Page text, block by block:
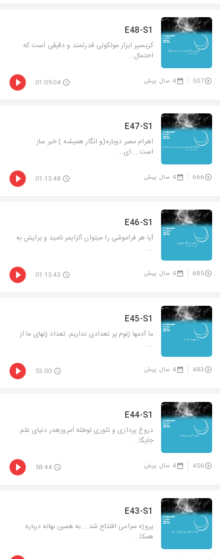
E48-S1
کریسپر ابزار مولکولی قدرتمند و دقیقی است که
احتمال...
507 4 سال پیش 01:09:04
E47-S1
اهرام مصر دوباره(و انگار همیشه ) خبر ساز
است....ای...
666 4 سال پیش 01:13:48
E46-S1
آیا هر فراموشی را میتوان آلزایمر نامید و برایش به
...
685 4 سال پیش 01:13:43
E45-S1
ما آدمها ژنوم پر تعدادی نداریم. تعداد ژنهای ما از
...
483 4 سال پیش 53:00
E44-S1
دروغ پردازی و تئوری توطئه امروزهدر دنیای علم
جایگا...
456 4 سال پیش 58:44
E43-S1
پروژه سزامی افتتاح شد ...به همین بهانه درباره
همکا...